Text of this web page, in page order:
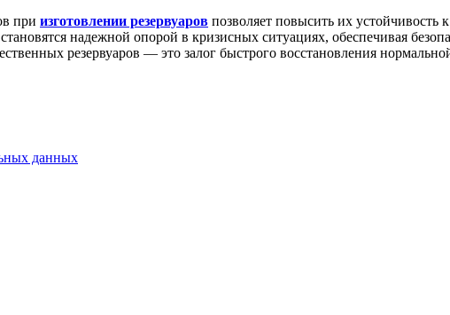
при изготовлении резервуаров позволяет повысить их
надежной опорой в кризисных ситуациях, обеспечивая
резервуаров — это залог быстрого восстановления
данных